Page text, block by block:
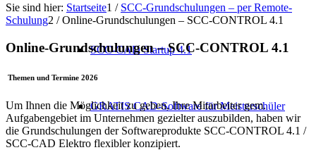
SCC-CAD Startup 4.1
GRATIS CAD-Software für Meisterschüler
Sie sind hier: Startseite1 / SCC-Grundschulungen – per Remote-
Schulung2 / Online-Grundschulungen – SCC-CONTROL 4.1
Online-Grundschulungen – SCC-CONTROL 4.1
Themen und Termine 2026
Um Ihnen die Möglichkeit zu geben, Ihre Mitarbeiter gem.
Aufgabengebiet im Unternehmen gezielter auszubilden, haben wir
die Grundschulungen der Softwareprodukte SCC-CONTROL 4.1 /
SCC-CAD Elektro flexibler konzipiert.